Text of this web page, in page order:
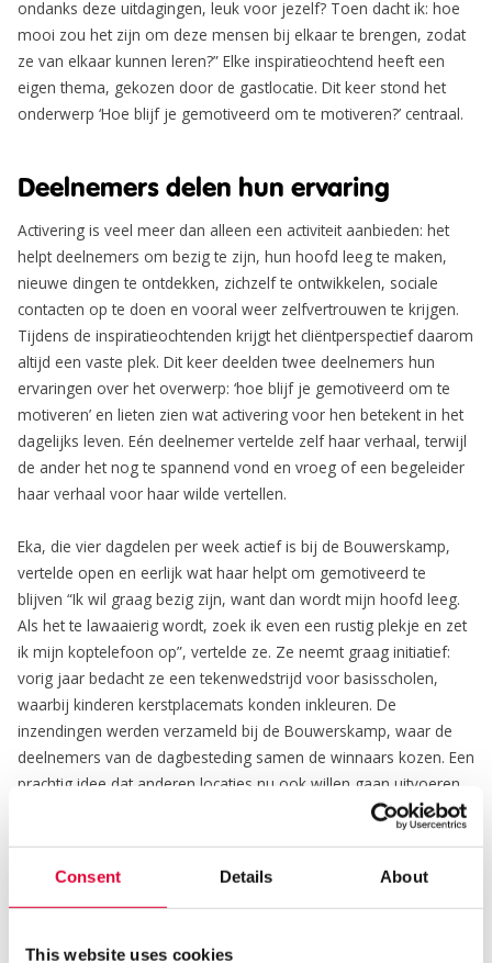
Consent Details About
This website uses cookies
ondanks deze uitdagingen, leuk voor jezelf? Toen dacht ik: hoe
mooi zou het zijn om deze mensen bij elkaar te brengen, zodat
ze van elkaar kunnen leren?” Elke inspiratieochtend heeft een
eigen thema, gekozen door de gastlocatie. Dit keer stond het
onderwerp ‘Hoe blijf je gemotiveerd om te motiveren?’ centraal.
Deelnemers delen hun ervaring
Activering is veel meer dan alleen een activiteit aanbieden: het
helpt deelnemers om bezig te zijn, hun hoofd leeg te maken,
nieuwe dingen te ontdekken, zichzelf te ontwikkelen, sociale
contacten op te doen en vooral weer zelfvertrouwen te krijgen.
Tijdens de inspiratieochtenden krijgt het cliëntperspectief daarom
altijd een vaste plek. Dit keer deelden twee deelnemers hun
ervaringen over het overwerp: ‘hoe blijf je gemotiveerd om te
motiveren’ en lieten zien wat activering voor hen betekent in het
dagelijks leven. Eén deelnemer vertelde zelf haar verhaal, terwijl
de ander het nog te spannend vond en vroeg of een begeleider
haar verhaal voor haar wilde vertellen.
Eka, die vier dagdelen per week actief is bij de Bouwerskamp,
vertelde open en eerlijk wat haar helpt om gemotiveerd te
blijven “Ik wil graag bezig zijn, want dan wordt mijn hoofd leeg.
Als het te lawaaierig wordt, zoek ik even een rustig plekje en zet
ik mijn koptelefoon op”, vertelde ze. Ze neemt graag initiatief:
vorig jaar bedacht ze een tekenwedstrijd voor basisscholen,
waarbij kinderen kerstplacemats konden inkleuren. De
inzendingen werden verzameld bij de Bouwerskamp, waar de
deelnemers van de dagbesteding samen de winnaars kozen. Een
prachtig idee dat anderen locaties nu ook willen gaan uitvoeren.
Wat Eka nodig heeft om gemotiveerd te blijven, kon ze zelf heel
goed benoemen: “Ik heb een langdurig project nodig en iemand
nieuwe mensen klap ik dicht. Mijn netwerk motiveert mij ook om
te blijven gaan, dat is voor mij een extra steuntje in de rug”. En